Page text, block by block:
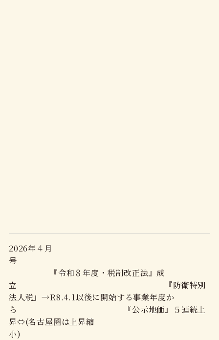
2026年４月
号
『令和８年度・税制改正法』成
立 『防衛特別
法人税』→R8.4.1以後に開始する事業年度か
ら 『公示地価』５連続上
昇⇔(名古屋圏は上昇縮
小)